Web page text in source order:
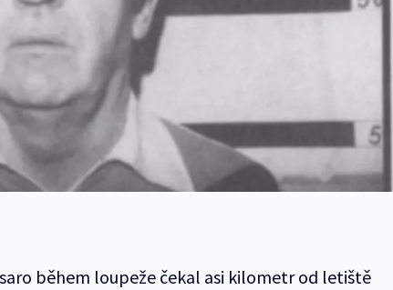
během loupeže čekal asi kilometr od letiště